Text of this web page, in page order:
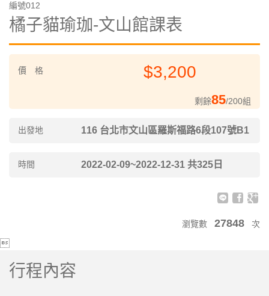
編號012
橘子貓瑜珈-文山館課表
價 格 $3,200
剩餘85/200組
出發地 116 台北市文山區羅斯福路6段107號B1
時間 2022-02-09~2022-12-31 共325日
瀏覽數 27848 次

行程內容